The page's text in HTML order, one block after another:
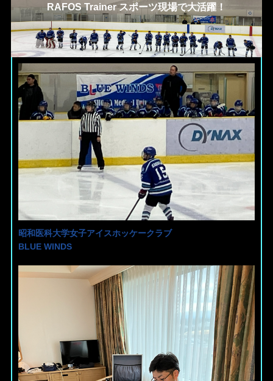
RAFOS Trainer スポーツ現場で大活躍！
昭和医科大学女子アイスホッケークラブ
BLUE WINDS